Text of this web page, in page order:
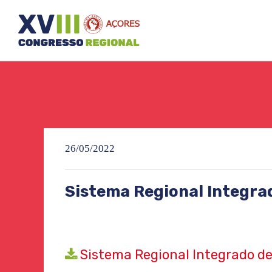
26/05/2022
Sistema Regional
Sistema Regional Integrado